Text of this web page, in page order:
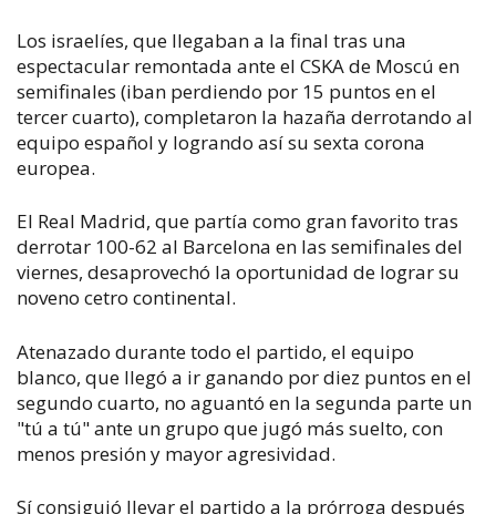
Los israelíes, que llegaban a la final tras una
espectacular remontada ante el CSKA de Moscú en
semifinales (iban perdiendo por 15 puntos en el
tercer cuarto), completaron la hazaña derrotando al
equipo español y logrando así su sexta corona
europea.
El Real Madrid, que partía como gran favorito tras
derrotar 100-62 al Barcelona en las semifinales del
viernes, desaprovechó la oportunidad de lograr su
noveno cetro continental.
Atenazado durante todo el partido, el equipo
blanco, que llegó a ir ganando por diez puntos en el
segundo cuarto, no aguantó en la segunda parte un
"tú a tú" ante un grupo que jugó más suelto, con
menos presión y mayor agresividad.
Sí consiguió llevar el partido a la prórroga después